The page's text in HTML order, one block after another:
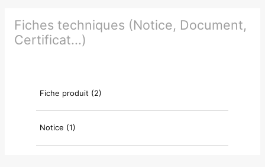
Fiches techniques (Notice, Document,
Certificat...)
Fiche produit (2)
Notice (1)